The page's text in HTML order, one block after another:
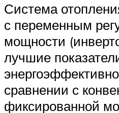
Система
с переменным
мощности
лучшие
сравнении с
фиксированной